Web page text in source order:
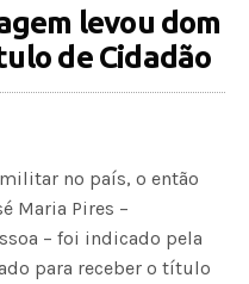
levou dom
de Cidadão
no país, o então
Maria Pires –
– foi indicado pela
para receber o título